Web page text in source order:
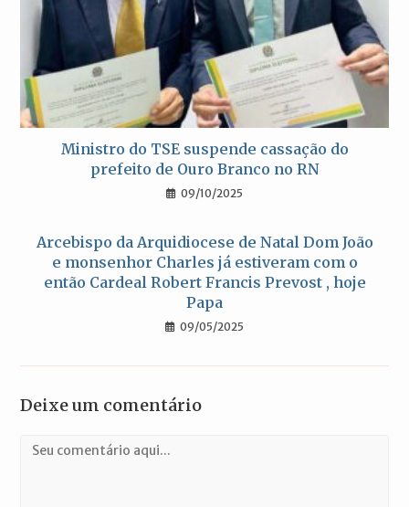
Ministro do TSE suspende cassação do
prefeito de Ouro Branco no RN
09/10/2025
Arcebispo da Arquidiocese de Natal Dom João
e monsenhor Charles já estiveram com o
então Cardeal Robert Francis Prevost , hoje
Papa
09/05/2025
Deixe um comentário
Comentário